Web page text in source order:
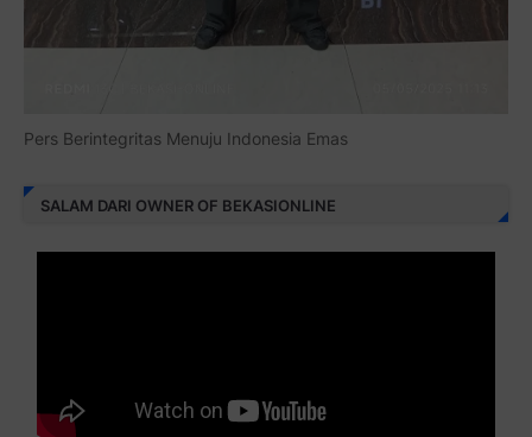
Pers Berintegritas Menuju Indonesia Emas
SALAM DARI OWNER OF BEKASIONLINE